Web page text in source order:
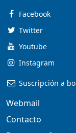
Facebook
Twitter
Youtube
Instagram
Suscripción a
Webmail
Contacto